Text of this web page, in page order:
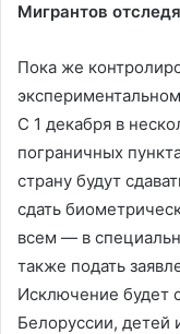
Мигрантов
Пока же
С 1 декабря в
пограничных
страну будут
сдать
всем — в
также подать
Исключение будет
Белоруссии, детей